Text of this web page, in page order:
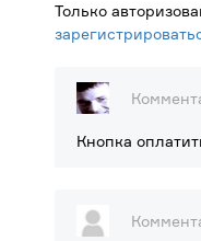
Только
Кнопка